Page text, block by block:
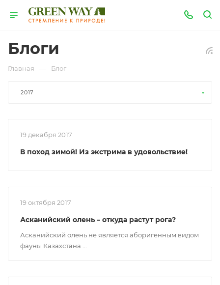
Блоги
Главная — Блог
2017
19 декабря 2017
В поход зимой! Из экстрима в удовольствие!
19 октября 2017
Асканийский олень – откуда растут рога?
Асканийский олень не является аборигенным видом
фауны Казахстана ...